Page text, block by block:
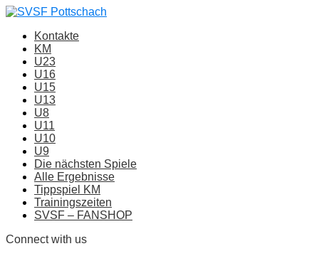
Kontakte
KM
U23
U16
U15
U13
U8
U11
U10
U9
Die nächsten Spiele
Alle Ergebnisse
Tippspiel KM
Trainingszeiten
SVSF – FANSHOP
Connect with us